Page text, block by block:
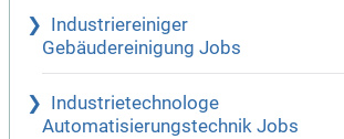
Industriereiniger
Gebäudereinigung Jobs
Industrietechnologe
Automatisierungstechnik Jobs